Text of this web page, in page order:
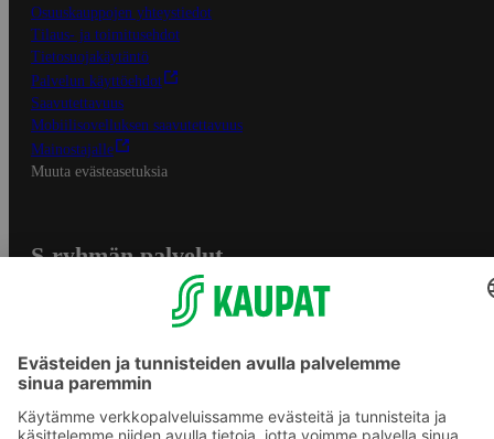
Osuuskauppojen yhteystiedot
Tilaus- ja toimitusehdot
Tietosuojakäytäntö
Palvelun käyttöehdot
Saavutettavuus
Mobiilisovelluksen saavutettavuus
Mainostajalle
Muuta evästeasetuksia
S-ryhmän palvelut
Yhteishyvä Ruoka -sovellus
S-ostoslista -sovellus
Prisma.fi